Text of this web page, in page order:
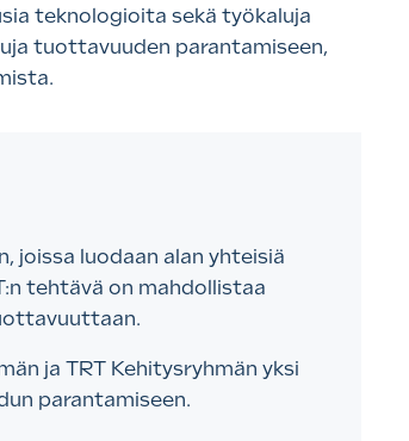
teknologioita sekä työkaluja
tuottavuuden parantamiseen,
joissa luodaan alan yhteisiä
tehtävä on mahdollistaa
ja TRT Kehitysryhmän yksi
parantamiseen.